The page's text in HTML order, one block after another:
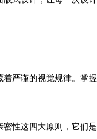
严谨的视觉规律。掌握
性这四大原则，它们是